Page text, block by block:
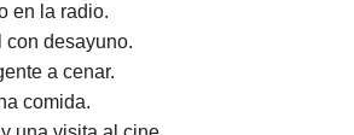
en la radio.
con desayuno.
a cenar.
comida.